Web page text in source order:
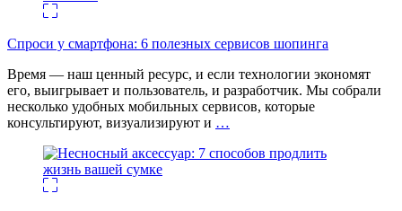
Спроси у смартфона: 6 полезных cервисов шопинга
Время — наш ценный ресурс, и если технологии экономят
его, выигрывает и пользователь, и разработчик. Мы собрали
несколько удобных мобильных сервисов, которые
консультируют, визуализируют и …